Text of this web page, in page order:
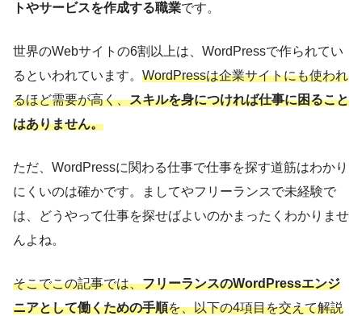
トやサービスを作成する職業です。
世界のWebサイトの6割以上は、WordPressで作られてい
るといわれています。 WordPressは企業サイトにも使われ
るほど需要が高く、スキルを身につければ仕事に困ること
はありません。
ただ、WordPressに関わる仕事で仕事を探す道筋はわかり
にくいのは確かです。ましてやフリーランスで未経験で
は、どうやって仕事を探せばよいのかまったくわかりませ
んよね。
そこでこの記事では、フリーランスのWordPressエンジ
ニアとして働くための手順を、以下の4項目を交えて解説